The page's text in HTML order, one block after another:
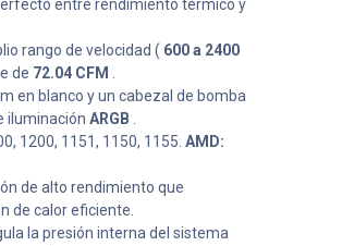
entre rendimiento térmico y
rango de velocidad ( 600 a 2400
de 72.04 CFM
en blanco y un cabezal de bomba
iluminación ARGB
1200, 1151, 1150, 1155. AMD:
de alto rendimiento que
de calor eficiente.
la presión interna del sistema